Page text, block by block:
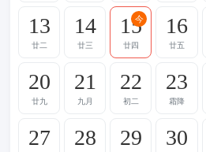
13
廿二
14
廿三
15
廿四
今 16
廿五
20
廿九
21
九月
22
初二
23
霜降
27 28 29 30